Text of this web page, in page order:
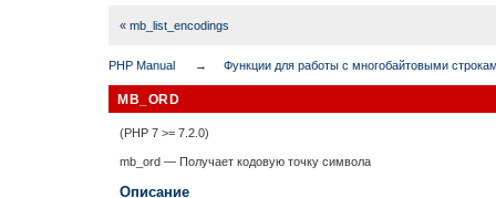
« mb_list_encodings
PHP Manual Функции для работы с многобайтовыми
MB_ORD
(PHP 7 >= 7.2.0)
mb_ord — Получает кодовую точку символа
Описание